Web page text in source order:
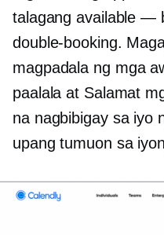
talagang available —
double-booking.
magpadala ng mga
paalala at Salamat
na nagbibigay sa iyo
upang tumuon sa